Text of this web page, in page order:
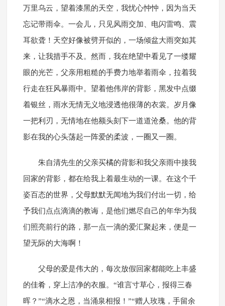
万里乌云，望着漆黑的天空，我忧心忡忡，因为当天
忘记带雨伞。一会儿，只见风雨交加、电闪雷鸣、震
耳欲聋！天空好像被劈开似的，一场倾盆大雨突如其
来，让我措手不及。然而，我在绝望中看见了一缕耀
眼的光芒，父亲用粗糙的手费力地举着雨伞，拉着我
行走在狂风暴雨中。望着他伟岸的背影，黑发中点缀
着银丝，雨水无情无义地浸透他很薄的衣裳。岁月像
一把利刃，无情地在他额头刻下一道道沧桑。他的背
影在我的心头荡起一阵爱的柔波，一圈又一圈。
朱自清先生的父亲买橘的背影和我父亲雨中接我
回家的背影，都在给我上着最生动的一课。在这个千
姿百态的世界，父母默默无闻地为我们付出一切，给
予我们点点滴滴的教诲，是他们燃尽自己的年华为我
们照亮前行的路，那一点一滴的爱汇聚起来，便是一
望无际的大海啊！
父母的爱是伟大的，每次放假回家都能吃上丰盛
的佳肴，穿上洁净的衣服。“谁言寸草心，报得三春
晖？”“滴水之恩，当涌泉相报！”“赠人玫瑰，手留余